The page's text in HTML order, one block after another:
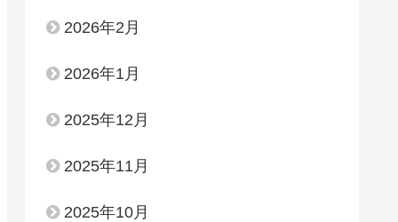
2026年2月
2026年1月
2025年12月
2025年11月
2025年10月